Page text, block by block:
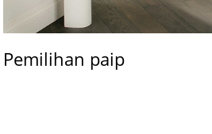
Pemilihan paip